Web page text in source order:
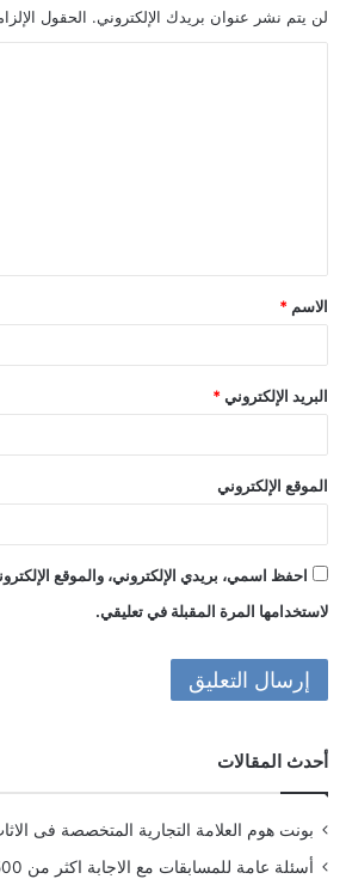
لن يتم نشر عنوان بريدك الإلكتروني. الحقول
ق
*
الاسم *
البريد الإلكتروني *
الموقع الإلكتروني
احفظ اسمي، بريدي الإلكتروني، والموقع
لاستخدامها المرة المقبلة في تعليقي.
أحدث المقالات
بونت هوم العلامة التجارية المتخصصة فى
أسئلة عامة للمسابقات مع الاجابة اكثر من 500 سؤال